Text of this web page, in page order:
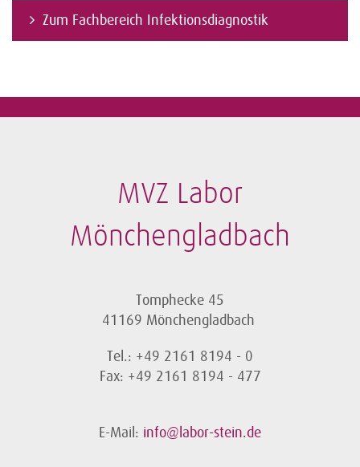
Zum Fachbereich Infektionsdiagnostik
MVZ Labor
Mönchengladbach
Tomphecke 45
41169 Mönchengladbach
Tel.: +49 2161 8194 - 0
Fax: +49 2161 8194 - 477
E-Mail: info@labor-stein.de